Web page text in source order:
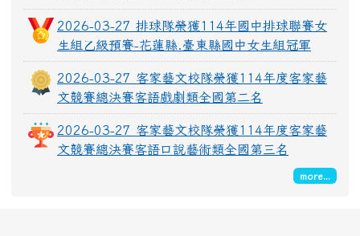
2026-03-27 排球隊榮獲114年國中排球聯賽女
生組乙級預賽-花蓮縣.臺東縣國中女生組冠軍
2026-03-27 客家藝文校隊榮獲114年度客家藝
文競賽總決賽客語戲劇類全國第二名
2026-03-27 客家藝文校隊榮獲114年度客家藝
文競賽總決賽客語口說藝術類全國第三名
more...